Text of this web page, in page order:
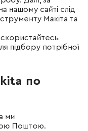
нашому сайті слід
Макіта та
підбору потрібної
по
ми
Поштою.